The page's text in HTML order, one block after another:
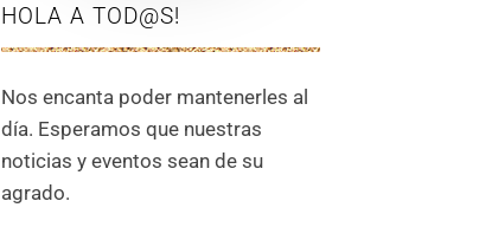
HOLA A TOD@S!
Nos encanta poder mantenerles al
día. Esperamos que nuestras
noticias y eventos sean de su
agrado.